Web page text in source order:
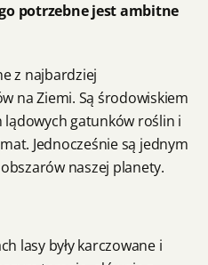
potrzebne jest ambitne
z najbardziej
na Ziemi. Są środowiskiem
gatunków roślin i
Jednocześnie są jednym
naszej planety.
lasy były karczowane i